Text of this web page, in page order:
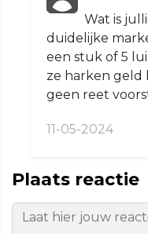
Wat is
duidelijke
een stuk of 5
ze harken geld
geen reet
11-05-2024
Plaats reactie